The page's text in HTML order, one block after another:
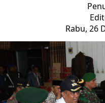
Rabu, 26